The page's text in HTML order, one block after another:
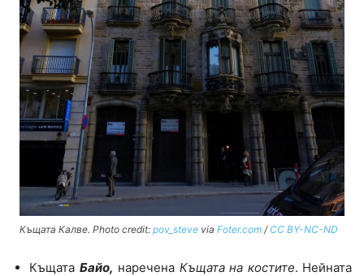
Къщата Калве. Photo credit: pov_steve via Foter.com / CC BY-NC-ND
Къщата Байо, наречена Къщата на костите. Нейната